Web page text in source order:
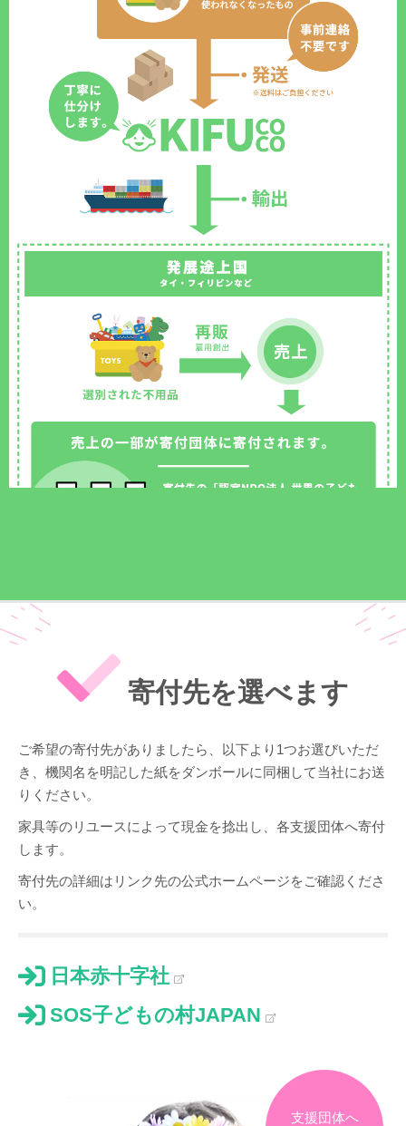
寄付先を選べます
ご希望の寄付先がありましたら、以下より1つお選びいただ
き、機関名を明記した紙をダンボールに同梱して当社にお送
りください。
家具等のリユースによって現金を捻出し、各支援団体へ寄付
します。
寄付先の詳細はリンク先の公式ホームページをご確認くださ
い。
日本赤十字社
SOS子どもの村JAPAN
支援団体へ